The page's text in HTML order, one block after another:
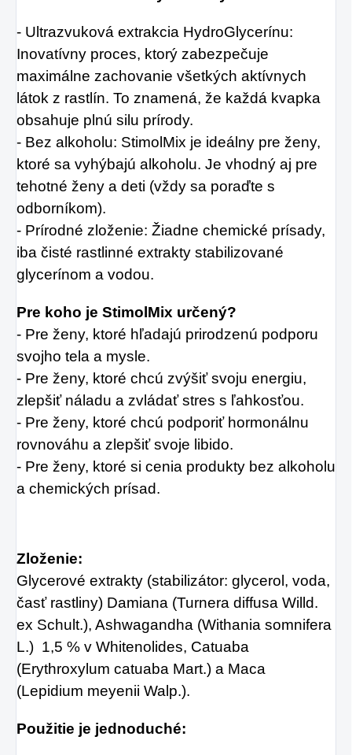
- Ultrazvuková extrakcia HydroGlycerínu:
Inovatívny proces, ktorý zabezpečuje
maximálne zachovanie všetkých aktívnych
látok z rastlín. To znamená, že každá kvapka
obsahuje plnú silu prírody.
- Bez alkoholu: StimolMix je ideálny pre ženy,
ktoré sa vyhýbajú alkoholu. Je vhodný aj pre
tehotné ženy a deti (vždy sa poraďte s
odborníkom).
- Prírodné zloženie: Žiadne chemické prísady,
iba čisté rastlinné extrakty stabilizované
glycerínom a vodou.
Pre koho je StimolMix určený?
- Pre ženy, ktoré hľadajú prirodzenú podporu
svojho tela a mysle.
- Pre ženy, ktoré chcú zvýšiť svoju energiu,
zlepšiť náladu a zvládať stres s ľahkosťou.
- Pre ženy, ktoré chcú podporiť hormonálnu
rovnováhu a zlepšiť svoje libido.
- Pre ženy, ktoré si cenia produkty bez alkoholu
a chemických prísad.
Zloženie:
Glycerové extrakty (stabilizátor: glycerol, voda,
časť rastliny) Damiana (Turnera diffusa Willd.
ex Schult.), Ashwagandha (Withania somnifera
L.) 1,5 % v Whitenolides, Catuaba
(Erythroxylum catuaba Mart.) a Maca
(Lepidium meyenii Walp.).
Použitie je jednoduché: